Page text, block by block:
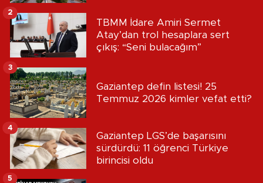
TBMM İdare Amiri Sermet
Atay’dan trol hesaplara sert
çıkış: “Seni bulacağım”
2
Gaziantep defin listesi! 25
Temmuz 2026 kimler vefat etti?
3
Gaziantep LGS’de başarısını
sürdürdü: 11 öğrenci Türkiye
birincisi oldu
4
5